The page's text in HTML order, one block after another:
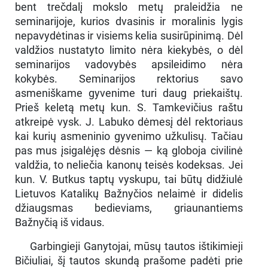
bent trečdalį mokslo metų praleidžia ne
seminarijoje, kurios dvasinis ir moralinis lygis
nepavydėtinas ir visiems kelia susirūpinimą. Dėl
valdžios nustatyto limito nėra kiekybės, o dėl
seminarijos vadovybės apsileidimo nėra
kokybės. Seminarijos rektorius savo
asmeniškame gyvenime turi daug priekaištų.
Prieš keletą metų kun. S. Tamkevičius raštu
atkreipė vysk. J. Labuko dėmesį dėl rektoriaus
kai kurių asmeninio gyvenimo užkulisų. Tačiau
pas mus įsigalėjęs dėsnis — ką globoja civilinė
valdžia, to neliečia kanonų teisės kodeksas. Jei
kun. V. Butkus taptų vyskupu, tai būtų didžiulė
Lietuvos Katalikų Bažnyčios nelaimė ir didelis
džiaugsmas bedieviams, griaunantiems
Bažnyčią iš vidaus.
Garbingieji Ganytojai, mūsų tautos ištikimieji
Bičiuliai, šį tautos skundą prašome padėti prie